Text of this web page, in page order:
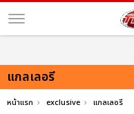
แกลเลอรี
หน้าแรก exclusive แกลเลอรี